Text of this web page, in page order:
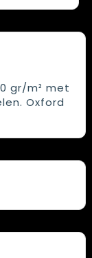
gr/m² met
Oxford